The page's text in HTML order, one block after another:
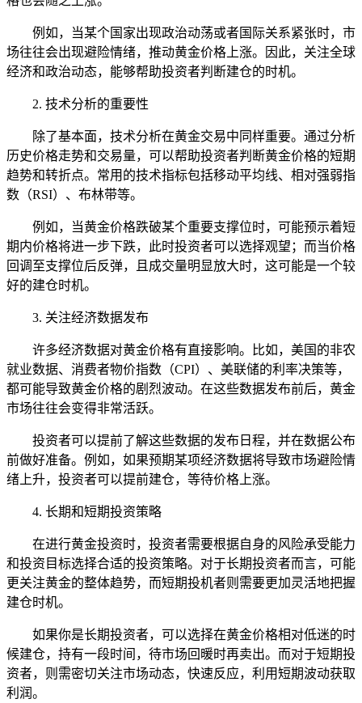
例如，当某个国家出现政治动荡或者国际关系紧张时，市
场往往会出现避险情绪，推动黄金价格上涨。因此，关注全球
经济和政治动态，能够帮助投资者判断建仓的时机。
2. 技术分析的重要性
除了基本面，技术分析在黄金交易中同样重要。通过分析
历史价格走势和交易量，可以帮助投资者判断黄金价格的短期
趋势和转折点。常用的技术指标包括移动平均线、相对强弱指
数（RSI）、布林带等。
例如，当黄金价格跌破某个重要支撑位时，可能预示着短
期内价格将进一步下跌，此时投资者可以选择观望；而当价格
回调至支撑位后反弹，且成交量明显放大时，这可能是一个较
好的建仓时机。
3. 关注经济数据发布
许多经济数据对黄金价格有直接影响。比如，美国的非农
就业数据、消费者物价指数（CPI）、美联储的利率决策等，
都可能导致黄金价格的剧烈波动。在这些数据发布前后，黄金
市场往往会变得非常活跃。
投资者可以提前了解这些数据的发布日程，并在数据公布
前做好准备。例如，如果预期某项经济数据将导致市场避险情
绪上升，投资者可以提前建仓，等待价格上涨。
4. 长期和短期投资策略
在进行黄金投资时，投资者需要根据自身的风险承受能力
和投资目标选择合适的投资策略。对于长期投资者而言，可能
更关注黄金的整体趋势，而短期投机者则需要更加灵活地把握
建仓时机。
如果你是长期投资者，可以选择在黄金价格相对低迷的时
候建仓，持有一段时间，待市场回暖时再卖出。而对于短期投
资者，则需密切关注市场动态，快速反应，利用短期波动获取
利润。